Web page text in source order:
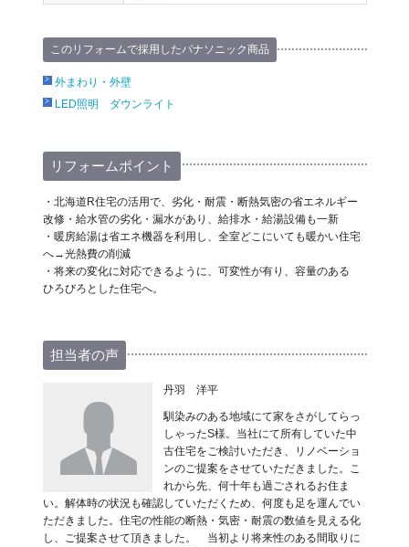
このリフォームで採用したパナソニック商品
外まわり・外壁
LED照明 ダウンライト
リフォームポイント
・北海道R住宅の活用で、劣化・耐震・断熱気密の省エネルギー
改修・給水管の劣化・漏水があり、給排水・給湯設備も一新
・暖房給湯は省エネ機器を利用し、全室どこにいても暖かい住宅
へ→光熱費の削減
・将来の変化に対応できるように、可変性が有り、容量のある
ひろびろとした住宅へ。
担当者の声
丹羽 洋平
馴染みのある地域にて家をさがしてらっ
しゃったS様。当社にて所有していた中
古住宅をご検討いただき、リノベーショ
ンのご提案をさせていただきました。こ
れから先、何十年も過ごされるお住ま
い。解体時の状況も確認していただくため、何度も足を運んでい
ただきました。住宅の性能の断熱・気密・耐震の数値を見える化
し、ご提案させて頂きました。 当初より将来性のある間取りに